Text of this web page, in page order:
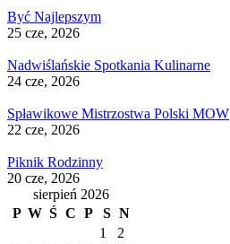
Być Najlepszym
25 cze, 2026
Nadwiślańskie Spotkania Kulinarne
24 cze, 2026
Spławikowe Mistrzostwa Polski MOW
22 cze, 2026
Piknik Rodzinny
20 cze, 2026
sierpień 2026
P W Ś C P S N
1
2